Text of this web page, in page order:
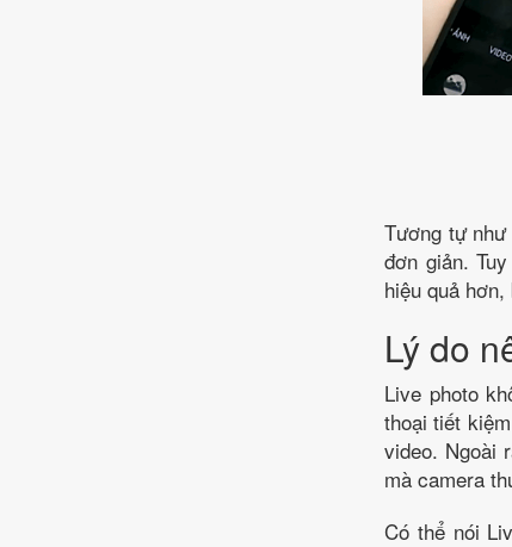
Tương tự
đơn giản.
hiệu quả
Lý do
Live photo
thoại tiết
video. Ngoài
mà camera
Có thể nói